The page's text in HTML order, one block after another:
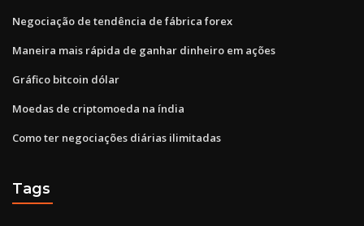
Negociação de tendência de fábrica forex
Maneira mais rápida de ganhar dinheiro em ações
Gráfico bitcoin dólar
Moedas de criptomoeda na índia
Como ter negociações diárias ilimitadas
Tags